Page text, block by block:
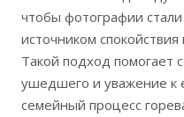
чтобы фотографии
источником
Такой подход помогает
ушедшего и уважение к
семейный процесс